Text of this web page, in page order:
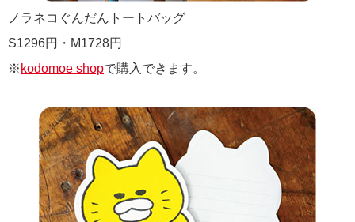
ノラネコぐんだんトートバッグ
S1296円・M1728円
※ kodomoe shopで購入できます。